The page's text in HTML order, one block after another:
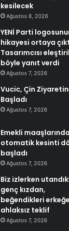
kesilecek
Ağustos 8, 2026
YENİ Parti
hikayesi ortaya
Tasarımcısı
böyle yanıt verdi
Ağustos 7, 2026
Vucic, Çin
Başladı
Ağustos 7, 2026
Emekli
otomatik kesinti
başladı
Ağustos 7, 2026
Biz izlerken
genç kızdan,
beğendikleri erkeğe
ahlaksız teklif
Ağustos 7, 2026